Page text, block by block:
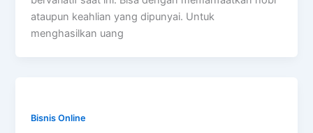
ataupun keahlian yang dipunyai. Untuk
menghasilkan uang
Bisnis Online